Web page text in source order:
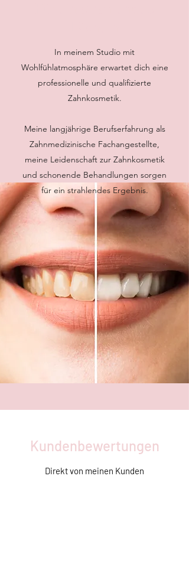
In meinem Studio mit
Wohlfühlatmosphäre erwartet dich eine
professionelle und qualifizierte
Zahnkosmetik.
Meine langjährige Berufserfahrung als
Zahnmedizinische Fachangestellte,
meine Leidenschaft zur Zahnkosmetik
und schonende Behandlungen sorgen
für ein strahlendes Ergebnis.
Kundenbewertungen
Direkt von meinen Kunden